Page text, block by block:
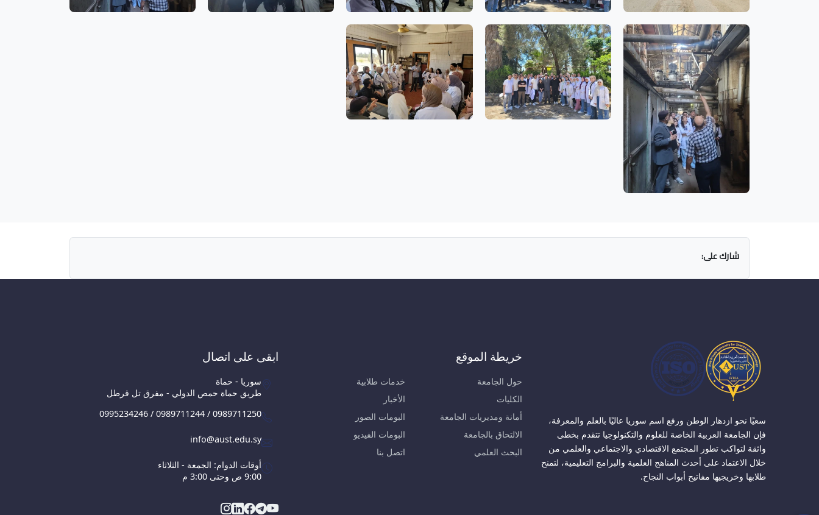
شارك على:
سعيًا نحو ازدهار الوطن ورفع اسم سوريا عاليًا بالعلم والمعرفة،
فإن الجامعة العربية الخاصة للعلوم والتكنولوجيا تتقدم بخطى
واثقة لتواكب تطور المجتمع الاقتصادي والاجتماعي والعلمي من
خلال الاعتماد على أحدث المناهج العلمية والبرامج التعليمية، لتمنح
طلابها وخريجيها مفاتيح أبواب النجاح.
خريطة الموقع
حول الجامعة
الكليات
أمانة ومديريات الجامعة
الالتحاق بالجامعة
البحث العلمي
خدمات طلابية
الأخبار
البومات الصور
البومات الفيديو
اتصل بنا
ابقى على اتصال
سوريا - حماة
طريق حماة حمص الدولي - مفرق تل قرطل
0995234246 / 0989711244 / 0989711250
info@aust.edu.sy
أوقات الدوام: الجمعة - الثلاثاء
9:00 ص وحتى 3:00 م